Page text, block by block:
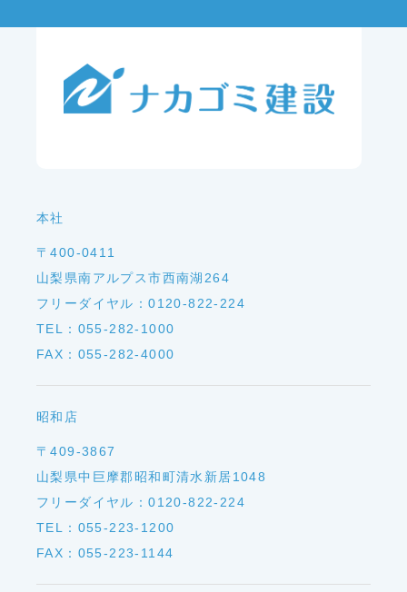
本社
〒400-0411
山梨県南アルプス市西南湖264
フリーダイヤル：0120-822-224
TEL：055-282-1000
FAX：055-282-4000
昭和店
〒409-3867
山梨県中巨摩郡昭和町清水新居1048
フリーダイヤル：0120-822-224
TEL：055-223-1200
FAX：055-223-1144